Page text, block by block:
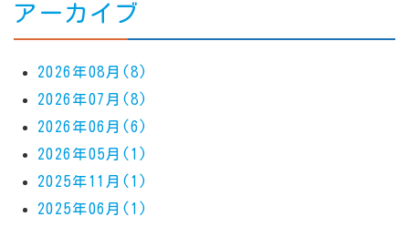
アーカイブ
2026年08月(8)
2026年07月(8)
2026年06月(6)
2026年05月(1)
2025年11月(1)
2025年06月(1)